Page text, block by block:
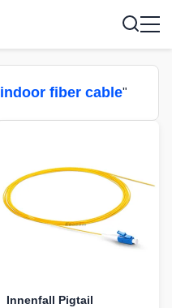
indoor fiber cable"
Innenfall Pigtail